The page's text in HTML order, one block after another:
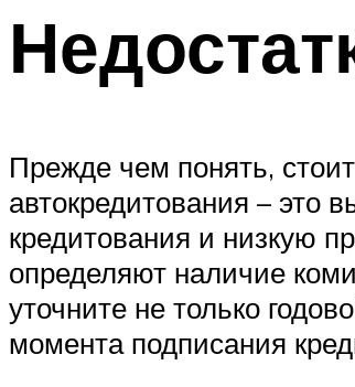
Прежде чем понять,
автокредитования – это
кредитования и низкую
определяют наличие
уточните не только
момента подписания